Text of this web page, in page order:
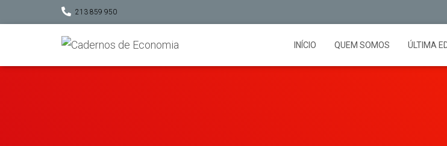
213 859 950
INÍCIO QUEM SOMOS ÚLTIMA